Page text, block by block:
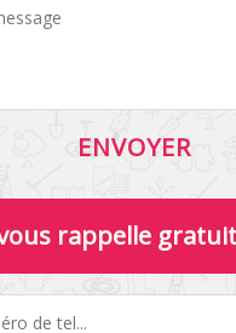
rappelle